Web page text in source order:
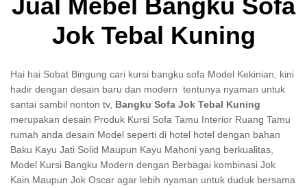
Jual Mebel Bangku Sofa
Jok Tebal Kuning
Hai hai Sobat Bingung cari kursi bangku sofa Model Kekinian, kini
hadir dengan desain baru dan modern tentunya nyaman untuk
santai sambil nonton tv, Bangku Sofa Jok Tebal Kuning
merupakan desain Produk Kursi Sofa Tamu Interior Ruang Tamu
rumah anda desain Model seperti di hotel hotel dengan bahan
Baku Kayu Jati Solid Maupun Kayu Mahoni yang berkualitas,
Model Kursi Bangku Modern dengan Berbagai kombinasi Jok
Kain Maupun Jok Oscar agar lebih nyaman untuk duduk bersama